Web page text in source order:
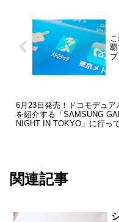
プ
6月23日発売！ドコモデュア
を紹介する「SAMSUNG
NIGHT IN TOKYO」に行っ
関連記事